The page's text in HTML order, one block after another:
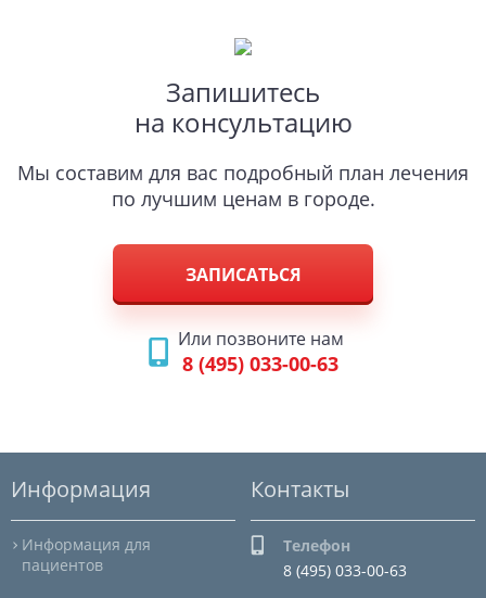
Запишитесь
на консультацию
Мы составим для вас подробный план лечения
по лучшим ценам в городе.
ЗАПИСАТЬСЯ
Или позвоните нам
8 (495) 033-00-63
Информация
Информация для
пациентов
Контакты
Телефон
8 (495) 033-00-63